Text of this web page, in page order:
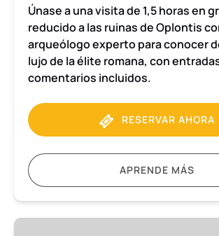
Únase a una visita de 1,5 horas en
reducido a las ruinas de Oplontis
arqueólogo experto para conocer
lujo de la élite romana, con
comentarios incluidos.
RESERVAR AHORA
APRENDE MÁS
Visita